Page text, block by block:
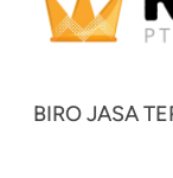
BIRO JASA